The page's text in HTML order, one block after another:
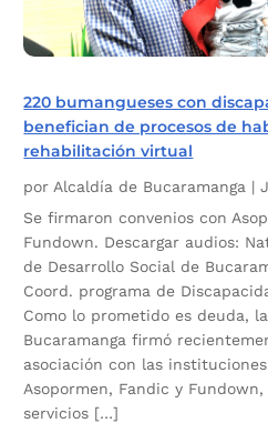
220 bumangueses con
benefician de procesos de
rehabilitación virtual
por Alcaldía de Bucaramanga |
Se firmaron convenios con
Fundown. Descargar audios:
de Desarrollo Social de
Coord. programa de
Como lo prometido es deuda,
Bucaramanga firmó
asociación con las
Asopormen, Fandic y
servicios […]